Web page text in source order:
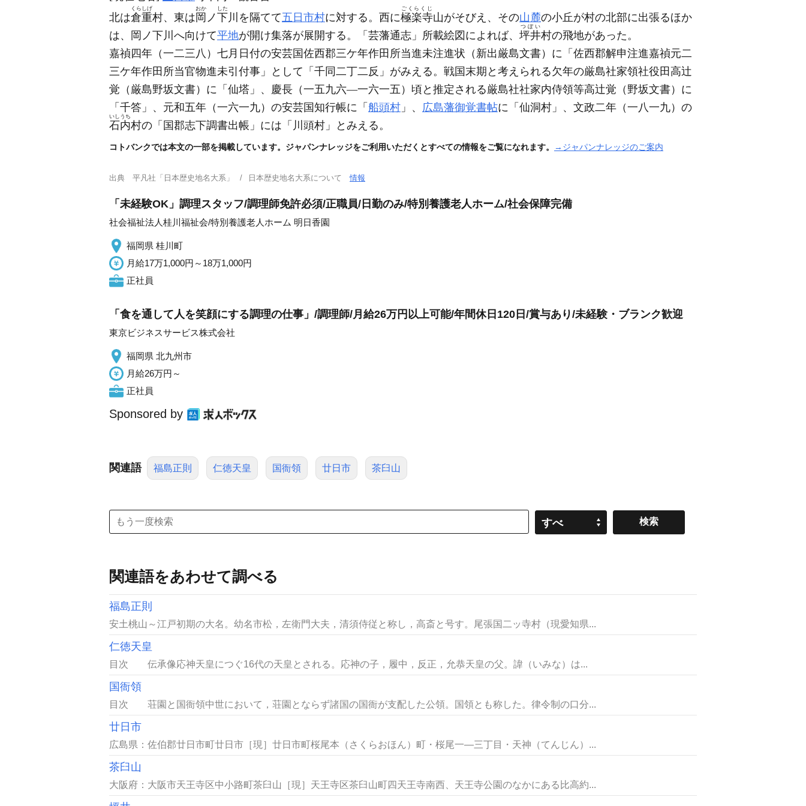
北は倉重
くらしげ
村、東は 岡
おか
ノ下
した
川を隔てて五日市村に対する。西に極楽寺
ごくらくじ
山がそびえ、その山麓の小丘が村の北部に出張るほか
は、岡ノ下川へ向けて平地が開け集落が展開する。「芸藩通志」所載絵図によれば、 坪井
つぼい
村の飛地があった。
嘉禎四年 （一二三八） 七月日付の安芸国佐西郡三ケ年作田所当進未注進状 （新出厳島文書） に「佐西郡解申注進嘉禎元二
三ケ年作田所当官物進未引付事」として「千同二丁二反」がみえる。戦国末期と考えられる欠年の厳島社家領社役田高辻
覚 （厳島野坂文書） に「仙塔」、慶長 （一五九六―一六一五） 頃と推定される厳島社社家内侍領等高辻覚 （野坂文書） に
「千答」、元和五年 （一六一九） の安芸国知行帳に「 船頭村 」、 広島藩御覚書帖に「仙洞村」、文政二年 （一八一九） の
石内
いしうち
村の「国郡志下調書出帳」には「川頭村」とみえる。
コトバンクでは本文の一部を掲載しています。ジャパンナレッジをご利用いただくとすべての情報をご覧になれます。 →ジャパンナレッジのご案内
出典 平凡社「日本歴史地名大系」 日本歴史地名大系について情報
「未経験OK」調理スタッフ/調理師免許必須/正職員/日勤のみ/特別養護老人ホーム/社会保障完備
社会福祉法人桂川福祉会/特別養護老人ホーム 明日香園
福岡県 桂川町
月給17万1,000円～18万1,000円
正社員
「食を通して人を笑顔にする調理の仕事」/調理師/月給26万円以上可能/年間休日120日/賞与あり/未経験・ブランク歓迎
東京ビジネスサービス株式会社
福岡県 北九州市
月給26万円～
正社員
Sponsored by
関連語 福島正則 仁徳天皇 国衙領 廿日市 茶臼山
すべ
関連語をあわせて調べる
福島正則
安土桃山～江戸初期の大名。幼名市松，左衛門大夫，清須侍従と称し，高斎と号す。尾張国二ッ寺村（現愛知県...
仁徳天皇
目次 伝承像応神天皇につぐ16代の天皇とされる。応神の子，履中，反正，允恭天皇の父。諱（いみな）は...
国衙領
目次 荘園と国衙領中世において，荘園とならず諸国の国衙が支配した公領。国領とも称した。律令制の口分...
廿日市
広島県：佐伯郡廿日市町廿日市［現］廿日市町桜尾本（さくらおほん）町・桜尾一―三丁目・天神（てんじん）...
茶臼山
大阪府：大阪市天王寺区中小路町茶臼山［現］天王寺区茶臼山町四天王寺南西、天王寺公園のなかにある比高約...